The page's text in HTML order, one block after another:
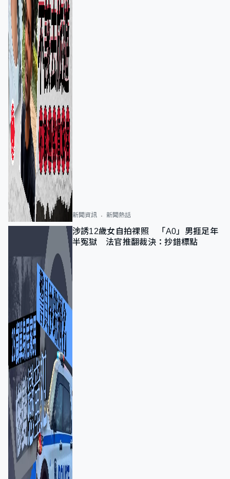
新聞資訊 新聞熱話
涉誘12歲女自拍祼照 「A0」男捱足年
半冤獄 法官推翻裁決：抄錯標點